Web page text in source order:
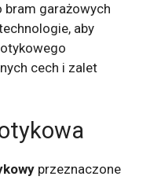
bram garażowych
aby
cech i zalet
przeznaczone